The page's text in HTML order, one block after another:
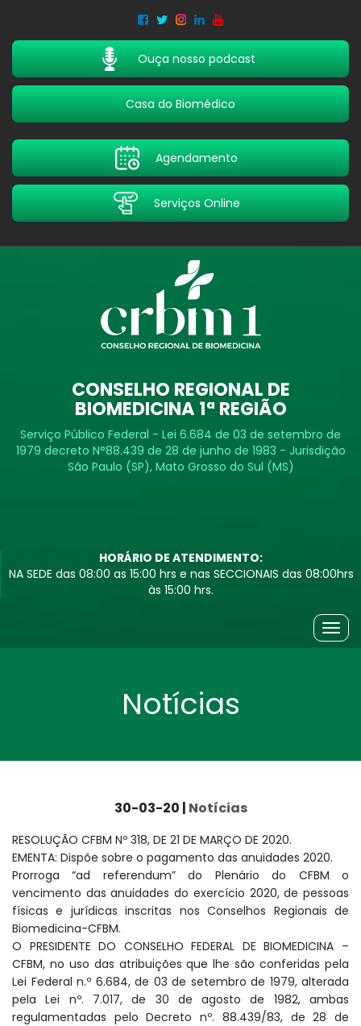
conteúdo
navegação
Ouça nosso podcast
Casa do Biomédico
Agendamento
Serviços Online
CONSELHO REGIONAL DE
BIOMEDICINA 1ª REGIÃO
Serviço Público Federal - Lei 6.684 de 03 de setembro de
1979 decreto N°88.439 de 28 de junho de 1983 - Jurisdição
São Paulo (SP), Mato Grosso do Sul (MS)
HORÁRIO DE ATENDIMENTO:
NA SEDE das 08:00 as 15:00 hrs e nas SECCIONAIS das 08:00hrs
às 15:00 hrs.
Notícias
30-03-20 | Notícias
RESOLUÇÃO CFBM Nº 318, DE 21 DE MARÇO DE 2020.
EMENTA: Dispõe sobre o pagamento das anuidades 2020.
Prorroga “ad referendum” do Plenário do CFBM o
vencimento das anuidades do exercício 2020, de pessoas
físicas e jurídicas inscritas nos Conselhos Regionais de
Biomedicina-CFBM.
O PRESIDENTE DO CONSELHO FEDERAL DE BIOMEDICINA –
CFBM, no uso das atribuições que lhe são conferidas pela
Lei Federal n.º 6.684, de 03 de setembro de 1979, alterada
pela Lei nº. 7.017, de 30 de agosto de 1982, ambas
regulamentadas pelo Decreto nº. 88.439/83, de 28 de